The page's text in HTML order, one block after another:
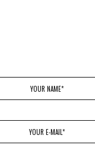
YOUR NAME*
YOUR E-MAIL*